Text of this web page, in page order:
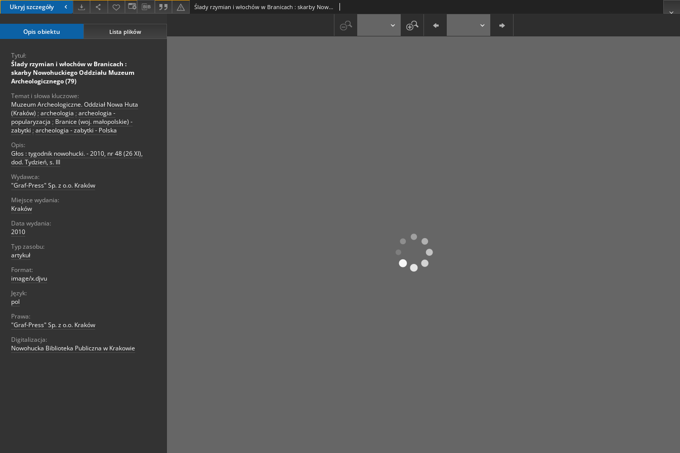
Ukryj szczegóły Ślady rzymian i włochów w Branicach : skarby Nowohuckiego Oddziału Muzeum Archeologicznego (79)
Opis obiektu Lista plików
Tytuł:
Ślady rzymian i włochów w Branicach :
skarby Nowohuckiego Oddziału Muzeum
Archeologicznego (79)
Temat i słowa kluczowe:
Muzeum Archeologiczne. Oddział Nowa Huta
(Kraków) ; archeologia ; archeologia -
popularyzacja ; Branice (woj. małopolskie) -
zabytki ; archeologia - zabytki - Polska
Opis:
Głos : tygodnik nowohucki. - 2010, nr 48 (26 XI),
dod. Tydzień, s. III
Wydawca:
"Graf-Press" Sp. z o.o. Kraków
Miejsce wydania:
Kraków
Data wydania:
2010
Typ zasobu:
artykuł
Format:
image/x.djvu
Język:
pol
Prawa:
"Graf-Press" Sp. z o.o. Kraków
Digitalizacja:
Nowohucka Biblioteka Publiczna w Krakowie